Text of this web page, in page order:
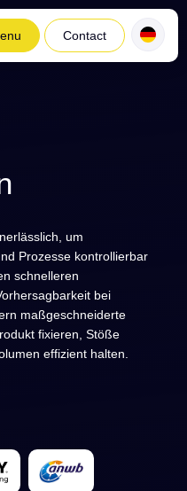
Contact
um
Prozesse kontrollierbar
schnelleren
bei
maßgeschneiderte
fixieren, Stöße
effizient halten.